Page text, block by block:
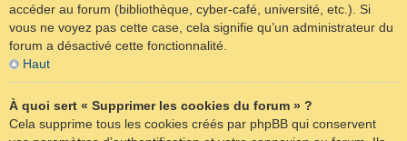
accéder au forum (bibliothèque, cyber-café, université, etc.). Si
vous ne voyez pas cette case, cela signifie qu’un administrateur du
forum a désactivé cette fonctionnalité.
Haut
À quoi sert « Supprimer les cookies du forum » ?
Cela supprime tous les cookies créés par phpBB qui conservent